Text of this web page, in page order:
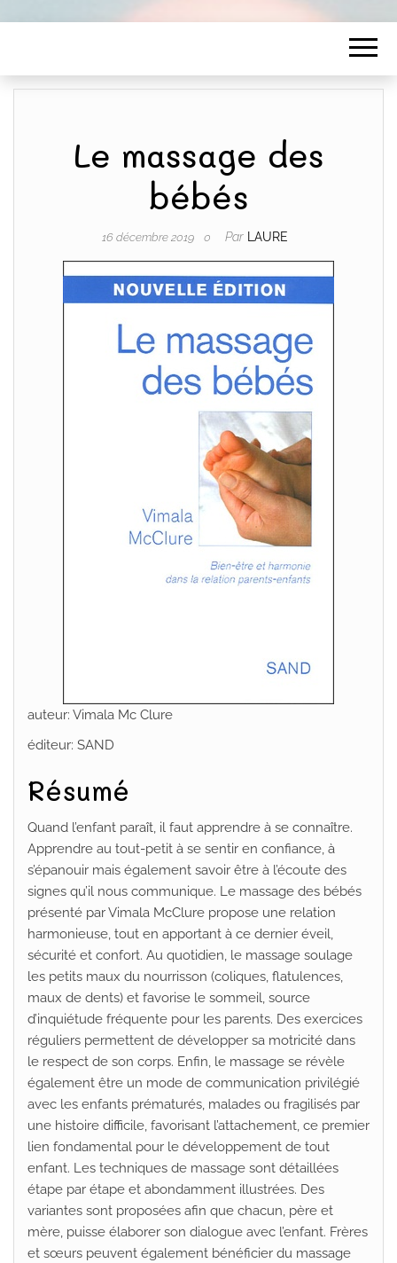
Le massage des
bébés
16 décembre 2019 0 Par LAURE
auteur: Vimala Mc Clure
éditeur: SAND
Résumé
Quand l’enfant paraît, il faut apprendre à se connaître.
Apprendre au tout-petit à se sentir en confiance, à
s’épanouir mais également savoir être à l’écoute des
signes qu’il nous communique. Le massage des bébés
présenté par Vimala McClure propose une relation
harmonieuse, tout en apportant à ce dernier éveil,
sécurité et confort. Au quotidien, le massage soulage
les petits maux du nourrisson (coliques, flatulences,
maux de dents) et favorise le sommeil, source
d’inquiétude fréquente pour les parents. Des exercices
réguliers permettent de développer sa motricité dans
le respect de son corps. Enfin, le massage se révèle
également être un mode de communication privilégié
avec les enfants prématurés, malades ou fragilisés par
une histoire difficile, favorisant l’attachement, ce premier
lien fondamental pour le développement de tout
enfant. Les techniques de massage sont détaillées
étape par étape et abondamment illustrées. Des
variantes sont proposées afin que chacun, père et
mère, puisse élaborer son dialogue avec l’enfant. Frères
et sœurs peuvent également bénéficier du massage